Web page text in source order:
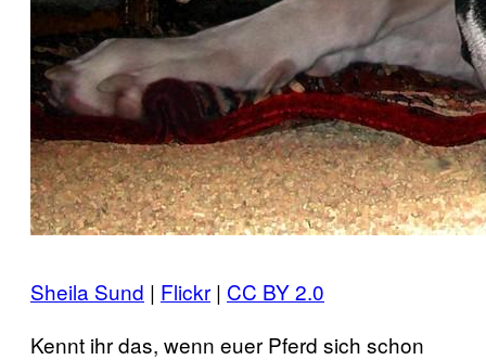
Sheila Sund | Flickr | CC BY 2.0
Kennt ihr das, wenn euer Pferd sich schon